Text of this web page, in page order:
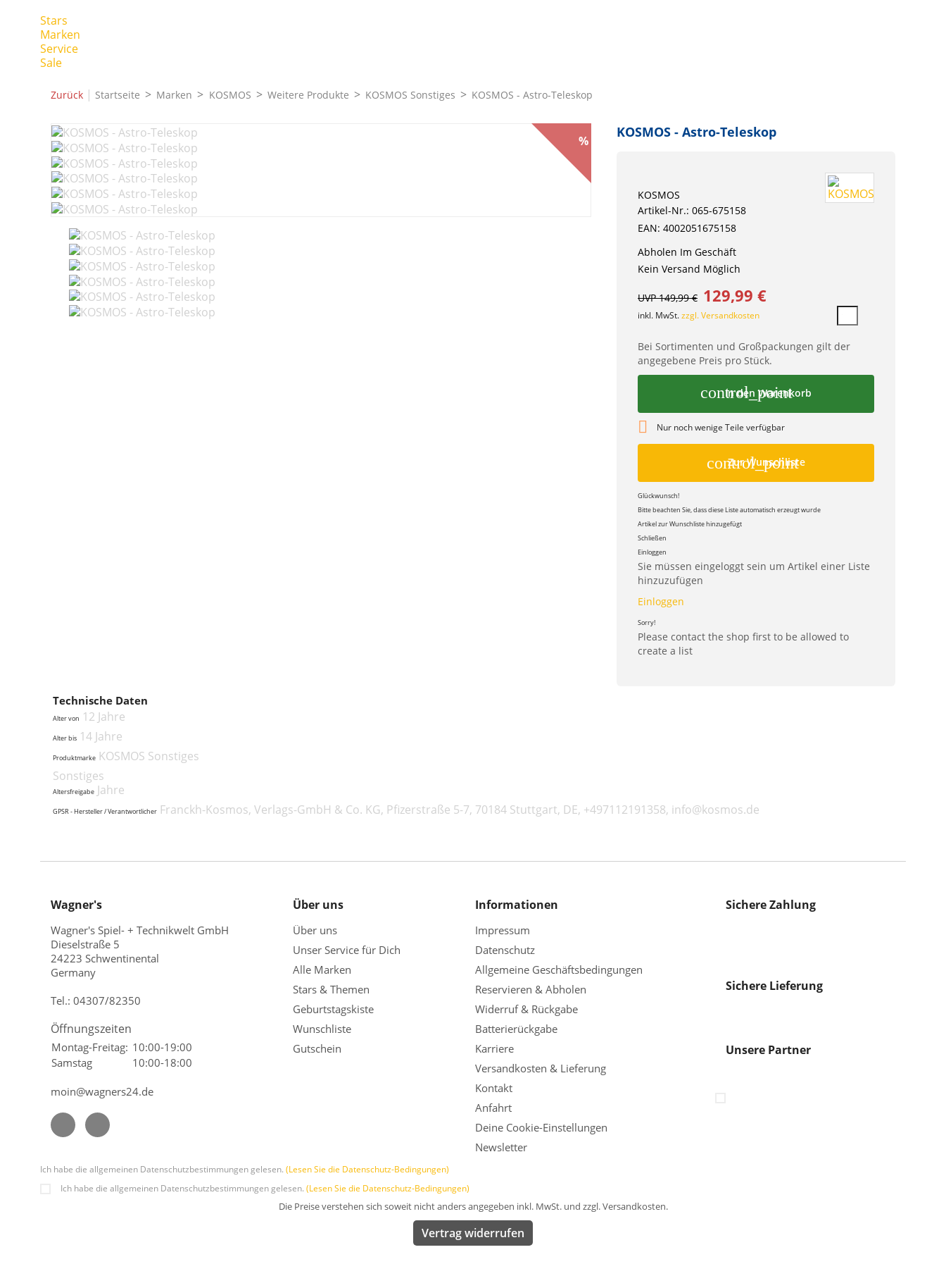
Stars
Marken
Service
Sale
Zurück | Startseite Marken KOSMOS Weitere Produkte KOSMOS Sonstiges KOSMOS - Astro-Teleskop
%
KOSMOS - Astro-Teleskop
KOSMOS
Artikel-Nr.: 065-675158
EAN: 4002051675158
Abholen Im Geschäft
Kein Versand Möglich
UVP 149,99 € 129,99 €
inkl. MwSt.zzgl. Versandkosten
Bei Sortimenten und Großpackungen gilt der
angegebene Preis pro Stück.
control_point
In den Warenkorb
 Nur noch wenige Teile verfügbar
control_point
Zur Wunschliste
Glückwunsch!
Bitte beachten Sie, dass diese Liste automatisch erzeugt wurde
Artikel zur Wunschliste hinzugefügt
Schließen
Einloggen
Sie müssen eingeloggt sein um Artikel einer Liste
hinzuzufügen
Einloggen
Sorry!
Please contact the shop first to be allowed to
create a list
Technische Daten
Alter von 12 Jahre
Alter bis 14 Jahre
Produktmarke KOSMOS Sonstiges
Sonstiges
Altersfreigabe Jahre
GPSR - Hersteller / Verantwortlicher Franckh-Kosmos, Verlags-GmbH & Co. KG, Pfizerstraße 5-7, 70184 Stuttgart, DE, +497112191358, info@kosmos.de
Wagner's
Wagner's Spiel- + Technikwelt GmbH
Dieselstraße 5
24223 Schwentinental
Germany
Tel.: 04307/82350
Öffnungszeiten
Montag-Freitag: 10:00-19:00
Samstag
10:00-18:00
moin@wagners24.de
Über uns
Über uns
Unser Service für Dich
Alle Marken
Stars & Themen
Geburtstagskiste
Wunschliste
Gutschein
Informationen
Impressum
Datenschutz
Allgemeine Geschäftsbedingungen
Reservieren & Abholen
Widerruf & Rückgabe
Batterierückgabe
Karriere
Versandkosten & Lieferung
Kontakt
Anfahrt
Deine Cookie-Einstellungen
Newsletter
Sichere Zahlung
Sichere Lieferung
Unsere Partner
Ich habe die allgemeinen Datenschutzbestimmungen gelesen. (Lesen Sie die Datenschutz-Bedingungen)
Ich habe die allgemeinen Datenschutzbestimmungen gelesen. (Lesen Sie die Datenschutz-Bedingungen)
Die Preise verstehen sich soweit nicht anders angegeben inkl. MwSt. und zzgl. Versandkosten.
Vertrag widerrufen